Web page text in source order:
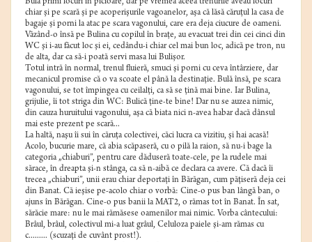
Bulă primi locuri în picioare, dar pe vremea aceea trenurile aveau locuri
chiar şi pe scară şi pe acoperişurile vagoanelor, aşa că lăsă căruţul la casa de
bagaje şi porni la atac pe scara vagonului, care era deja ciucure de oameni.
Văzând-o însă pe Bulina cu copilul în braţe, au evacuat trei din cei cinci din
WC şi i-au făcut loc şi ei, cedându-i chiar cel mai bun loc, adică pe tron, nu
de alta, dar ca să-i poată servi masa lui Bulişor.
Totul intră în normal, trenul fluieră, smuci şi porni cu ceva întârziere, dar
mecanicul promise că o va scoate el până la destinaţie. Bulă însă, pe scara
vagonului, se tot împingea cu ceilalţi, ca să se ţină mai bine. Iar Bulina,
grijulie, îi tot striga din WC: Bulică ţine-te bine! Dar nu se auzea nimic,
din cauza huruitului vagonului, aşa că biata nici n-avea habar dacă dânsul
mai este prezent pe scară...
La haltă, naşu îi sui în căruţa colectivei, căci lucra ca vizitiu, şi hai acasă!
Acolo, bucurie mare, că abia scăpaseră, cu o pilă la raion, să nu-i bage la
categoria „chiaburi”, pentru care dăduseră toate-cele, pe la rudele mai
sărace, în dreapta şi-n stânga, ca să n-aibă ce declara ca avere. Că dacă îi
trecea „chiaburi”, unii erau chiar deportaţi în Bărăgan, cum păţiseră deja cei
din Banat. Că ieşise pe-acolo chiar o vorbă: Cine-o pus ban lângă ban, o
ajuns în Bărăgan. Cine-o pus banii la MAT2, o rămas tot în Banat. În sat,
sărăcie mare: nu le mai rămăsese oamenilor mai nimic. Vorba cântecului:
Brâul, brâul, colectivul mi-a luat grâul, Celuloza paiele şi-am rămas cu
c......... (scuzaţi de cuvânt prost!).